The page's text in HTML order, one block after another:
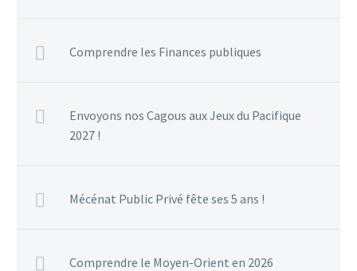
Comprendre les Finances publiques
Envoyons nos Cagous aux Jeux du Pacifique
2027 !
Mécénat Public Privé fête ses 5 ans !
Comprendre le Moyen-Orient en 2026